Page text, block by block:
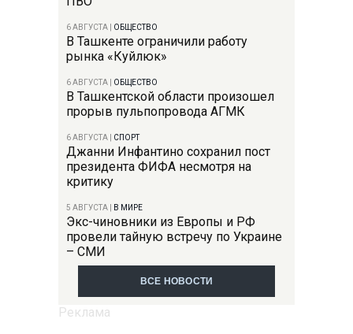
6 АВГУСТА ОБЩЕСТВО
В Ташкенте ограничили работу
рынка «Куйлюк»
6 АВГУСТА ОБЩЕСТВО
В Ташкентской области произошел
прорыв пульпопровода АГМК
6 АВГУСТА СПОРТ
Джанни Инфантино сохранил пост
президента ФИФА несмотря на
критику
5 АВГУСТА В МИРЕ
Экс-чиновники из Европы и РФ
провели тайную встречу по Украине
– СМИ
ВСЕ НОВОСТИ